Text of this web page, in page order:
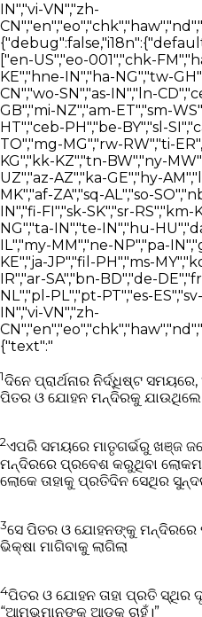
1ଦିନେ ପ୍ରାର୍ଥନାର ନିର୍ଦ୍ଧିଷ୍ଟ
ପିତର ଓ ଯୋହନ ମନ୍ଦିରକୁ
2ଏପରି ସମୟରେ ମାତୃଗର୍ଭରୁ ଖଞ୍ଜ
ମନ୍ଦିରରେ ପ୍ରବେଶ କରୁଥିବା
ଲୋକେ ତାହାକୁ ପ୍ରତିଦିନ ସେଥିର
3ସେ ପିତର ଓ ଯୋହନଙ୍କୁ ମନ୍ଦିରରେ
ଭିକ୍ଷା ମାଗିବାକୁ ଲାଗିଲା
4ପିତର ଓ ଯୋହନ ତାହା ପ୍ରତି ସ୍ଥିର
“ଆମ୍ଭମାନଙ୍କ ଆଡ଼କୁ ଚାହଁ।”